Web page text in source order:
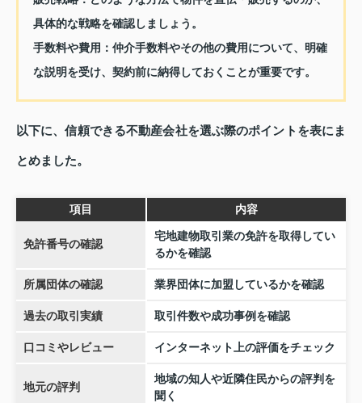
具体的な戦略を確認しましょう。
手数料や費用 ：仲介手数料やその他の費用について、明確
な説明を受け、契約前に納得しておくことが重要です。
以下に、信頼できる不動産会社を選ぶ際のポイントを表にま
とめました。
項目 内容
免許番号の確認
宅地建物取引業の免許を取得してい
るかを確認
所属団体の確認 業界団体に加盟しているかを確認
過去の取引実績 取引件数や成功事例を確認
口コミやレビュー インターネット上の評価をチェック
地元の評判
地域の知人や近隣住民からの評判を
聞く